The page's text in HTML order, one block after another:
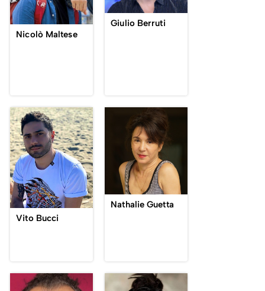
Nicolò Maltese
Giulio Berruti
Vito Bucci
Nathalie Guetta